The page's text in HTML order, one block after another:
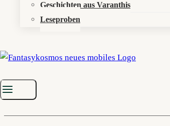
Geschichten aus Varanthis
Leseproben
Sonst noch was?
Newsletter